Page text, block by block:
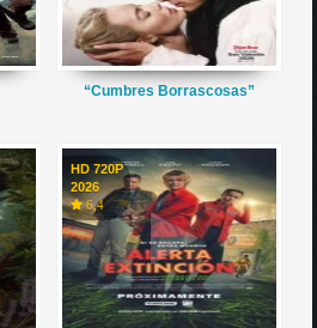
“Cumbres Borrascosas”
HD 720P
2026
6,4